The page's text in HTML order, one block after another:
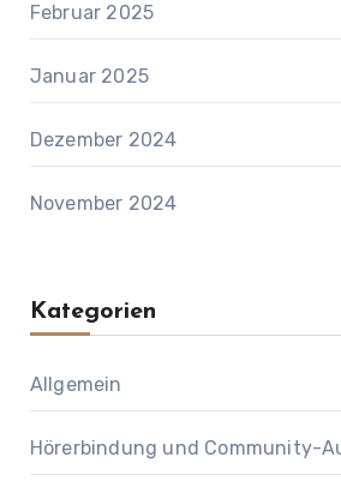
Februar 2025
Januar 2025
Dezember 2024
November 2024
Kategorien
Allgemein
Hörerbindung und Community-